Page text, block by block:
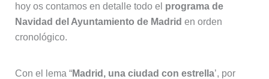
hoy os contamos en detalle todo el programa de
Navidad del Ayuntamiento de Madrid en orden
cronológico.
Con el lema “Madrid, una ciudad con estrella’, por